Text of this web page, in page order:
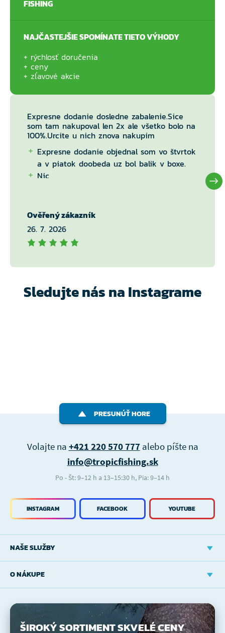
FISHING
NAJČASTEJŠIE SPOMÍNATE TIETO VÝHODY
rýchlosť doručenia
ceny
zľavové akcie
Expresne dodanie dosledne zabalenie.Sice
som tam nakupoval len 2x ale všetko bolo na
100%.Urcite u nich znova nakupim
Expresne dodanie objednal som vo štvrtok
a v piatok doobeda uz bol balik v boxe.
Nic
Ověřený zákazník
26. 7. 2026
Sledujte nás na Instagrame
PRESUNÚŤ HORE
NAŠE SLUŽBY
O NÁKUPE
INSTAGRAM FACEBOOK YOUTUBE
Volajte na +421 220 570 777alebo píšte na
info@tropicfishing.sk
Po - Št: 9–12 h a 13–15:30 h, Pia: 9–14 h
ŠIROKÝ SORTIMENTSKVELÉ CENY